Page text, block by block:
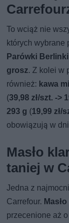
To wciąż nie
których wybrane
Parówki
grosz. Z kolei w
również: kawa
(39,98 zł/szt. ->
293 g (19,99 zł/
obowiązują w
Masło
taniej w
Jedna z
Carrefour.
przecenione aż o